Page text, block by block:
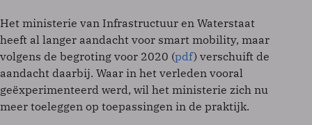
Het ministerie van Infrastructuur en Waterstaat
heeft al langer aandacht voor smart mobility, maar
volgens de begroting voor 2020 (pdf) verschuift de
aandacht daarbij. Waar in het verleden vooral
geëxperimenteerd werd, wil het ministerie zich nu
meer toeleggen op toepassingen in de praktijk.